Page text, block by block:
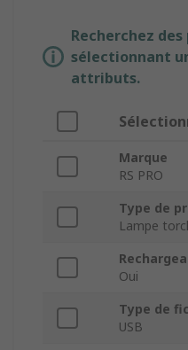
Recherchez
sélectionnant
attributs.
Marque
RS PRO
Type de
Lampe
Oui
Type de
USB